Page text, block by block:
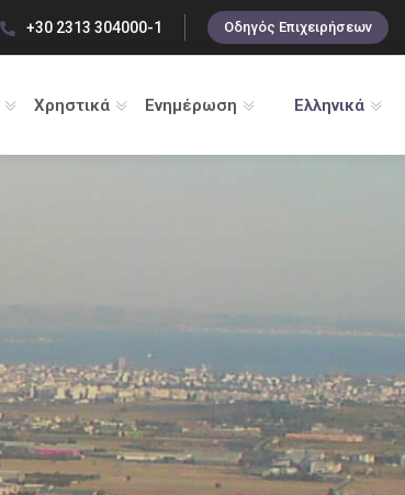
+30 2313 304000-1 Οδηγός Επιχειρήσεων
Χρηστικά Ενημέρωση Ελληνικά